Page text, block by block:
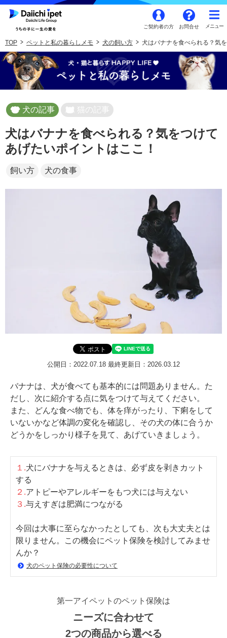
ご契約者の方 お問合せ
TOP ペットと私の暮らしメモ 犬の飼い方 犬はバナナを食べられる？気
犬の記事 猫の記事
犬はバナナを食べられる？気をつけて
あげたいポイントはここ！
飼い方 犬の食事
公開日：2022.07.18 最終更新日：2026.03.12
バナナは、犬が食べても基本的には問題ありません。た
だし、次に紹介する点に気をつけて与えてください。
また、どんな食べ物でも、体を痒がったり、下痢をして
いないかなど体調の変化を確認し、その犬の体に合うか
どうかをしっかり様子を見て、あげていきましょう。
１.犬にバナナを与えるときは、必ず皮を剥きカット
する
２.アトピーやアレルギーをもつ犬には与えない
３.与えすぎは肥満につながる
今回は大事に至らなかったとしても、次も大丈夫とは
限りません。この機会にペット保険を検討してみませ
んか？
犬のペット保険の必要性について
第一アイペットのペット保険は
ニーズに合わせて
2つの商品から選べる